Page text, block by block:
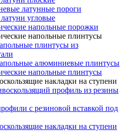
латунные пороги
угловые
напольные порожки
напольные плинтусы
плинтусы из
алюминиевые плинтусы
напольные плинтусы
накладки на ступени
профиль из резины
с резиновой вставкой под
накладки на ступени